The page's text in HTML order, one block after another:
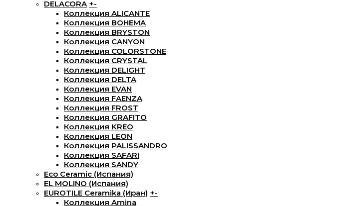
DELACORA +-
Коллекция ALICANTE
Коллекция BOHEMA
Коллекция BRYSTON
Коллекция CANYON
Коллекция COLORSTONE
Коллекция CRYSTAL
Коллекция DELIGHT
Коллекция DELTA
Коллекция EVAN
Коллекция FAENZA
Коллекция FROST
Коллекция GRAFITO
Коллекция KREO
Коллекция LEON
Коллекция PALISSANDRO
Коллекция SAFARI
Коллекция SANDY
Eco Ceramic (Испания)
EL MOLINO (Испания)
EUROTILE Ceramika (Иран) +-
Коллекция Amina